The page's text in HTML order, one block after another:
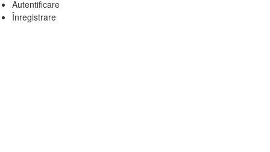
Autentificare
Înregistrare